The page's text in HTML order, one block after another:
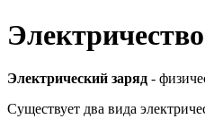
Электричество
Электрический заряд -
Существует два вида